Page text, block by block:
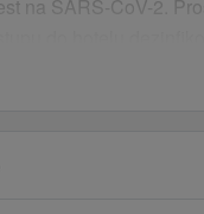
na SARS-CoV-2.
celého pobytu
mít při příchodu
neubytovat.